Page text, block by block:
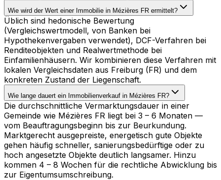
Wie wird der Wert einer Immobilie in Mézières FR ermittelt?
Üblich sind hedonische Bewertung
(Vergleichswertmodell, von Banken bei
Hypothekenvergaben verwendet), DCF-Verfahren bei
Renditeobjekten und Realwertmethode bei
Einfamilienhäusern. Wir kombinieren diese Verfahren mit
lokalen Vergleichsdaten aus Freiburg (FR) und dem
konkreten Zustand der Liegenschaft.
Wie lange dauert ein Immobilienverkauf in Mézières FR?
Die durchschnittliche Vermarktungsdauer in einer
Gemeinde wie Mézières FR liegt bei 3 – 6 Monaten —
vom Beauftragungsbeginn bis zur Beurkundung.
Marktgerecht ausgepreiste, energetisch gute Objekte
gehen häufig schneller, sanierungsbedürftige oder zu
hoch angesetzte Objekte deutlich langsamer. Hinzu
kommen 4 – 8 Wochen für die rechtliche Abwicklung bis
zur Eigentumsumschreibung.